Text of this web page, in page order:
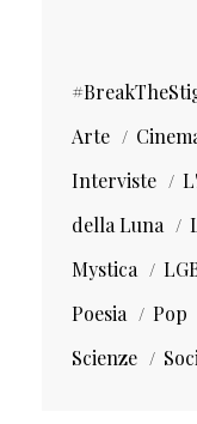
Arte
Interviste
della Luna
Mystica
Poesia
Pop
Scienze